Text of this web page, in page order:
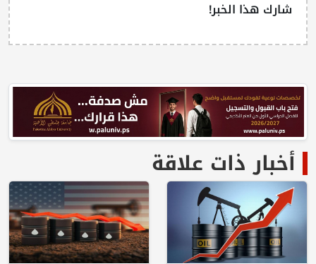
شارك هذا الخبر!
أخبار ذات علاقة